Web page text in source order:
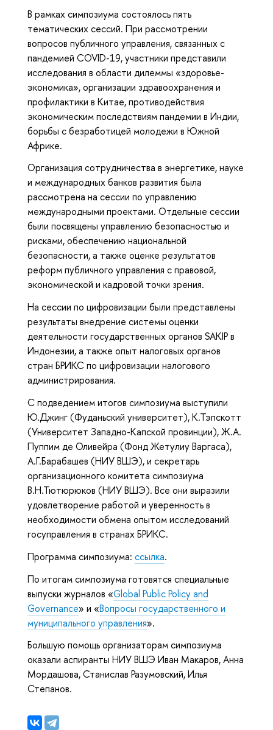
В рамках симпозиума состоялось пять
тематических сессий. При рассмотрении
вопросов публичного управления, связанных с
пандемией COVID-19, участники представили
исследования в области дилеммы «здоровье-
экономика», организации здравоохранения и
профилактики в Китае, противодействия
экономическим последствиям пандемии в Индии,
борьбы с безработицей молодежи в Южной
Африке.
Организация сотрудничества в энергетике, науке
и международных банков развития была
рассмотрена на сессии по управлению
международными проектами. Отдельные сессии
были посвящены управлению безопасностью и
рисками, обеспечению национальной
безопасности, а также оценке результатов
реформ публичного управления с правовой,
экономической и кадровой точки зрения.
На сессии по цифровизации были представлены
результаты внедрение системы оценки
деятельности государственных органов SAKIP в
Индонезии, а также опыт налоговых органов
стран БРИКС по цифровизации налогового
администрирования.
С подведением итогов симпозиума выступили
Ю.Джинг (Фуданьский университет), К.Тэпскотт
(Университет Западно-Капской провинции), Ж.А.
Пуппим де Оливейра (Фонд Жетулиу Варгаса),
А.Г.Барабашев (НИУ ВШЭ), и секретарь
организационного комитета симпозиума
В.Н.Тютюрюков (НИУ ВШЭ). Все они выразили
удовлетворение работой и уверенность в
необходимости обмена опытом исследований
госуправления в странах БРИКС.
Программа симпозиума: ссылка.
По итогам симпозиума готовятся специальные
выпуски журналов «Global Public Policy and
Governance» и «Вопросы государственного и
муниципального управления».
Большую помощь организаторам симпозиума
оказали аспиранты НИУ ВШЭ Иван Макаров, Анна
Мордашова, Станислав Разумовский, Илья
Степанов.